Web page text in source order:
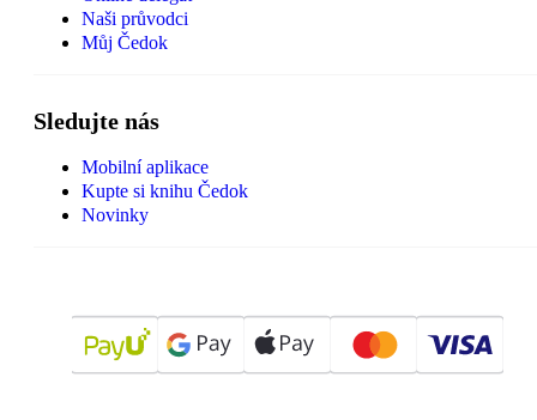
Naši průvodci
Můj Čedok
Sledujte nás
Mobilní aplikace
Kupte si knihu Čedok
Novinky